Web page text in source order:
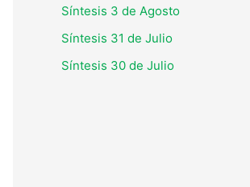
Síntesis 3 de Agosto
Síntesis 31 de Julio
Síntesis 30 de Julio